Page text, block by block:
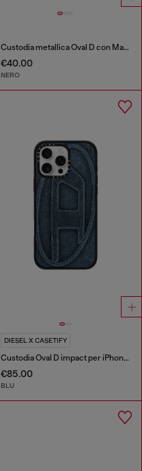
Custodia metallica Oval D con Magsafe per iPhone 17 Air
€40.00
NERO
DIESEL X CASETIFY
Custodia Oval D impact per iPhone 16 Pro Max
€85.00
BLU